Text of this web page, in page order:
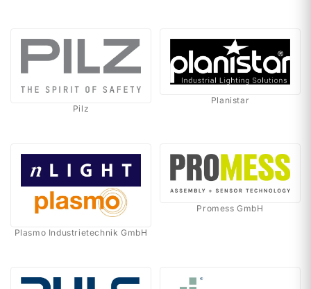
Pilz
Planistar
Plasmo Industrietechnik GmbH
Promess GmbH